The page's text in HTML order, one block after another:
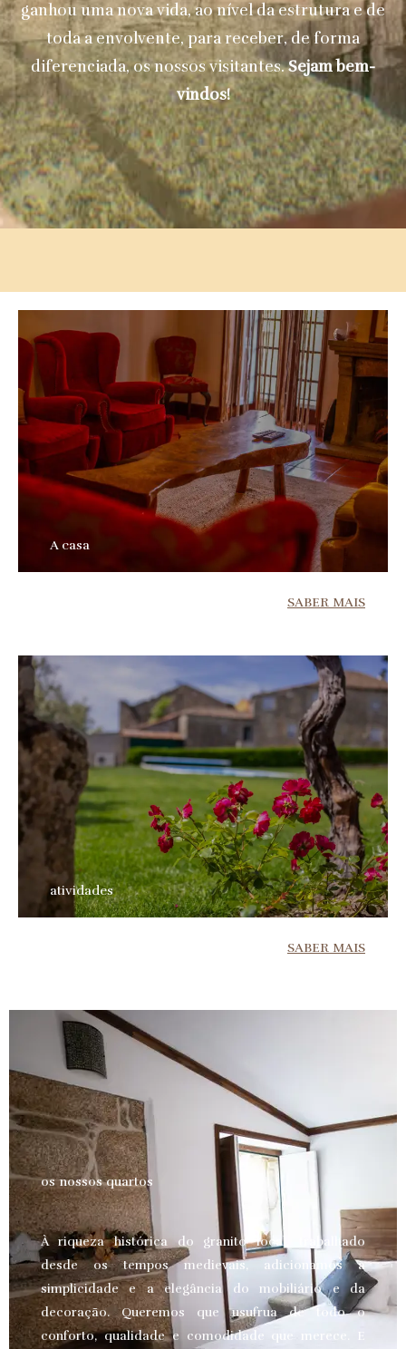
ganhou uma nova vida, ao nível da estrutura e de
toda a envolvente, para receber, de forma
diferenciada, os nossos visitantes.Sejam bem-
vindos!
A casa
SABER MAIS
atividades
SABER MAIS
os nossos quartos
À riqueza histórica do granito local, trabalhado
desde os tempos medievais, adicionamos a
simplicidade e a elegância do mobiliário e da
decoração. Queremos que usufrua de todo o
conforto, qualidade e comodidade que merece.
E